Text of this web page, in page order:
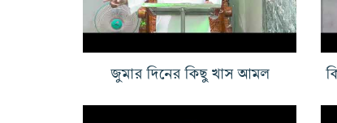
জুমার দিনের কিছু খাস আমল